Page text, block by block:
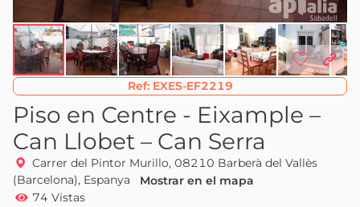
Ref: EXES-EF2219
Piso en Centre - Eixample –
Can Llobet – Can Serra
Carrer del Pintor Murillo, 08210 Barberà del Vallès
(Barcelona), Espanya
Mostrar en el mapa
74 Vistas